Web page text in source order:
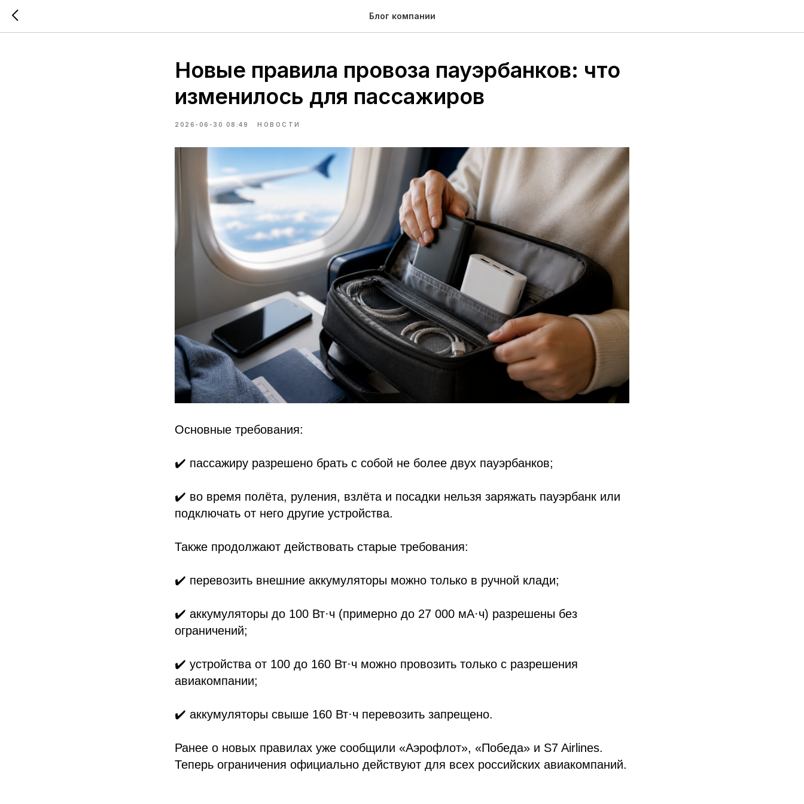
Блог компании
Новые правила провоза пауэрбанков: что
изменилось для пассажиров
2026-06-30 08:49 НОВОСТИ
Основные требования:
✔️ пассажиру разрешено брать с собой не более двух пауэрбанков;
✔️ во время полёта, руления, взлёта и посадки нельзя заряжать пауэрбанк или
подключать от него другие устройства.
Также продолжают действовать старые требования:
✔️ перевозить внешние аккумуляторы можно только в ручной клади;
✔️ аккумуляторы до 100 Вт·ч (примерно до 27 000 мА·ч) разрешены без
ограничений;
✔️ устройства от 100 до 160 Вт·ч можно провозить только с разрешения
авиакомпании;
✔️ аккумуляторы свыше 160 Вт·ч перевозить запрещено.
Ранее о новых правилах уже сообщили «Аэрофлот», «Победа» и S7 Airlines.
Теперь ограничения официально действуют для всех российских авиакомпаний.